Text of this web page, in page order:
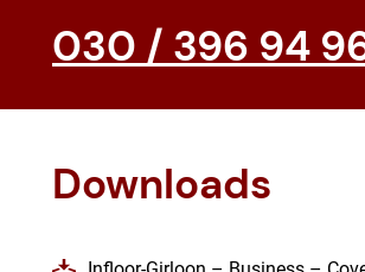
030 / 396 94
Downloads